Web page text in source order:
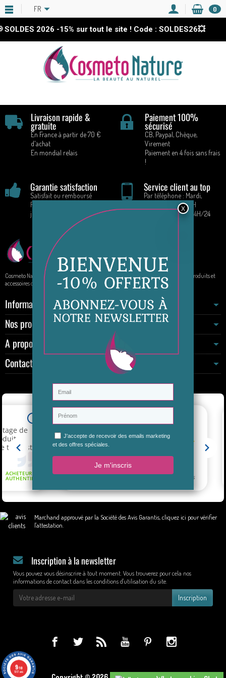
SOLDES 2026 -15%sur tout le site ! Code : SOLDES26💥
FR 0
Livraison rapide &
gratuite
En France à partir de 70 €
d'achat
En mondial relais
Paiement 100%
sécurisé
CB, Paypal, Chèque,
Virement
Paiement en 4 fois sans frais
!
Garantie satisfaction
Satisfait ou remboursé
Retours acceptés pendant 14
jours
Service client au top
Par téléphone : Mardi,
Vendredi : 9H - 16H
Par E-mail : 7J/7 24H/24
Cosmeto Nature, votre boutique de beauté au naturel. Elle propose à la vente des produits et
accessoires de beauté sur internet.
Informations
Nos produits
A propos
Contactez-nous
Marchand approuvé par la Société des Avis Garantis, cliquez ici pour vérifier
l'attestation
Inscription à la newsletter
Vous pouvez vous désinscrire à tout moment. Vous trouverez pour cela nos
informations de contact dans les conditions d'utilisation du site.
Inscription
9/10
1017 avis